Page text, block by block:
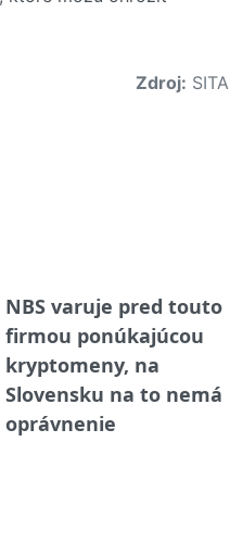
Zdroj: SITA
NBS varuje pred touto
firmou ponúkajúcou
kryptomeny, na
Slovensku na to nemá
oprávnenie